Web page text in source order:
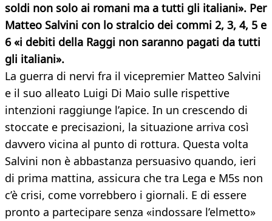
soldi non solo ai romani ma a tutti gli italiani». Per
Matteo Salvini con lo stralcio dei commi 2, 3, 4, 5 e
6 «i debiti della Raggi non saranno pagati da tutti
gli italiani».
La guerra di nervi fra il vicepremier Matteo Salvini
e il suo alleato Luigi Di Maio sulle rispettive
intenzioni raggiunge l’apice. In un crescendo di
stoccate e precisazioni, la situazione arriva così
davvero vicina al punto di rottura. Questa volta
Salvini non è abbastanza persuasivo quando, ieri
di prima mattina, assicura che tra Lega e M5s non
c’è crisi, come vorrebbero i giornali. E di essere
pronto a partecipare senza «indossare l’elmetto»